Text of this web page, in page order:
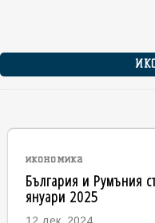
икономика
България и Румъния
януари 2025